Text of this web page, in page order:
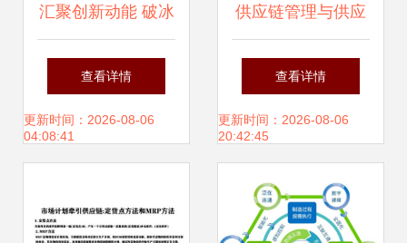
汇聚创新动能 破冰
蓝海市场——哈尔
滨市道里区产业发
查看详情
更新时间：2026-08-06
04:08:41
供应链管理与供应
链金融 激活供应链
管理服务新动能
查看详情
更新时间：2026-08-06
20:42:45